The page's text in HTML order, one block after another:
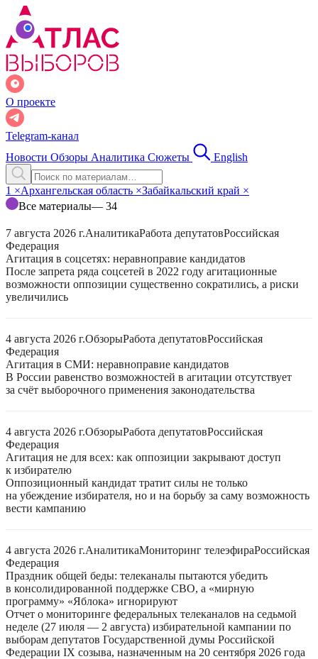
О проекте
Telegram-канал
Новости Обзоры Аналитика Сюжеты English
1 ×Архангельская область ×Забайкальский край ×
Все материалы— 34
7 августа 2026 г.АналитикаРабота депутатовРоссийская
Федерация
Агитация в соцсетях: неравноправие кандидатов
После запрета ряда соцсетей в 2022 году агитационные
возможности оппозиции существенно сократились, а риски
увеличились
4 августа 2026 г.ОбзорыРабота депутатовРоссийская
Федерация
Агитация в СМИ: неравноправие кандидатов
В России равенство возможностей в агитации отсутствует
за счёт выборочного применения законодательства
4 августа 2026 г.ОбзорыРабота депутатовРоссийская
Федерация
Агитация не для всех: как оппозиции закрывают доступ
к избирателю
Оппозиционный кандидат тратит силы не только
на убеждение избирателя, но и на борьбу за саму возможность
вести кампанию
4 августа 2026 г.АналитикаМониторинг телеэфираРоссийская
Федерация
Праздник общей беды: телеканалы пытаются убедить
в консолидированной поддержке СВО, а «мирную
программу» «Яблока» игнорируют
Отчет о мониторинге федеральных телеканалов на седьмой
неделе (27 июля — 2 августа) избирательной кампании по
выборам депутатов Государственной думы Российской
Федерации IX созыва, назначенным на 20 сентября 2026 года